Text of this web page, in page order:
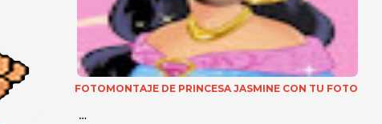
FOTOMONTAJE DE PRINCESA JASMINE CON TU FOTO
…